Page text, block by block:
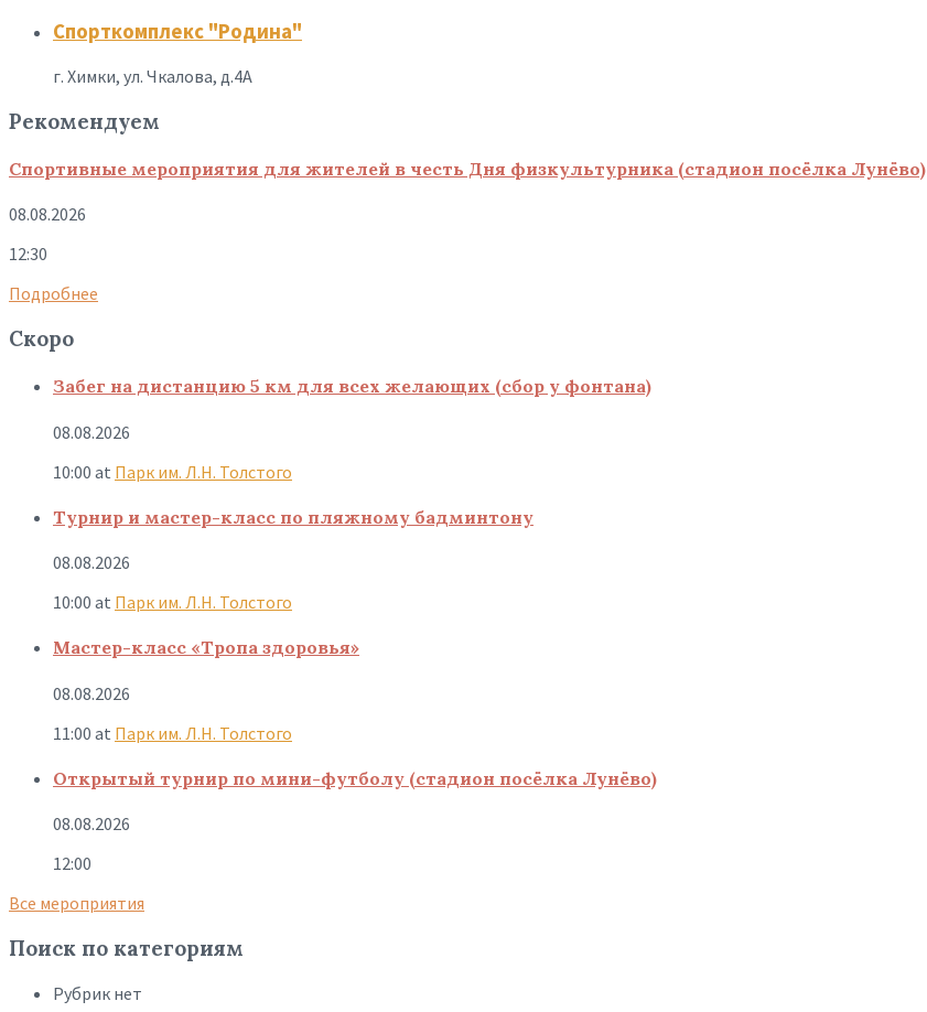
Спорткомплекс "Родина"
г. Химки, ул. Чкалова, д.4А
Рекомендуем
Спортивные мероприятия для жителей в честь Дня физкультурника (стадион посёлка Лунёво)
08.08.2026
12:30
Подробнее
Скоро
Забег на дистанцию 5 км для всех желающих (сбор у фонтана)
08.08.2026
10:00 at Парк им. Л.Н. Толстого
Турнир и мастер-класс по пляжному бадминтону
08.08.2026
10:00 at Парк им. Л.Н. Толстого
Мастер-класс «Тропа здоровья»
08.08.2026
11:00 at Парк им. Л.Н. Толстого
Открытый турнир по мини-футболу (стадион посёлка Лунёво)
08.08.2026
12:00
Все мероприятия
Поиск по категориям
Рубрик нет